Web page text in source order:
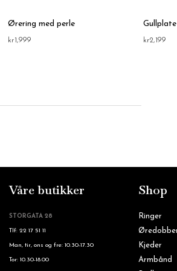
Ørering med perle
kr1,999 kr2,199
Våre butikker
STORGATA 28
Tlf: 22 17 51 11
Man, tir, ons og fre: 10.30-17.30
Tor: 10.30-18.00
Shop
Ringer
Kjeder
Armbånd